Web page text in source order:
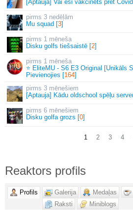
[Aptauja] Vai esi vakcinēts pret
3 nedēļām
Mu squad [3]
1 mēneša
Disku golfs tiešsaistē [2]
1 mēneša
⭐ EliteMU - S6 E3 Original [Unikāls
Pievienojies [164]
3 mēnešiem
[Aptauja] Kādu oldschool spēļu
6 mēnešiem
Disku golfa grozs [0]
1 2 3 4
Reaktors profils
Profils Galerija Medaļas
Raksti
Miniblogs